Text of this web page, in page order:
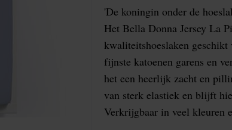
'De koningin onder de
Het Bella Donna Jersey La
kwaliteitshoeslaken
fijnste katoenen garens en
het een heerlijk zacht en
van sterk elastiek en blijft
Verkrijgbaar in veel kleuren